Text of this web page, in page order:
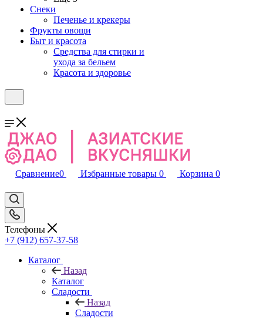
Снеки
Печенье и крекеры
Фрукты овощи
Быт и красота
Средства для стирки и
ухода за бельем
Красота и здоровье
Сравнение0 Избранные товары 0 Корзина 0
Телефоны
+7 (912) 657-37-58
Каталог
Назад
Каталог
Сладости
Назад
Сладости